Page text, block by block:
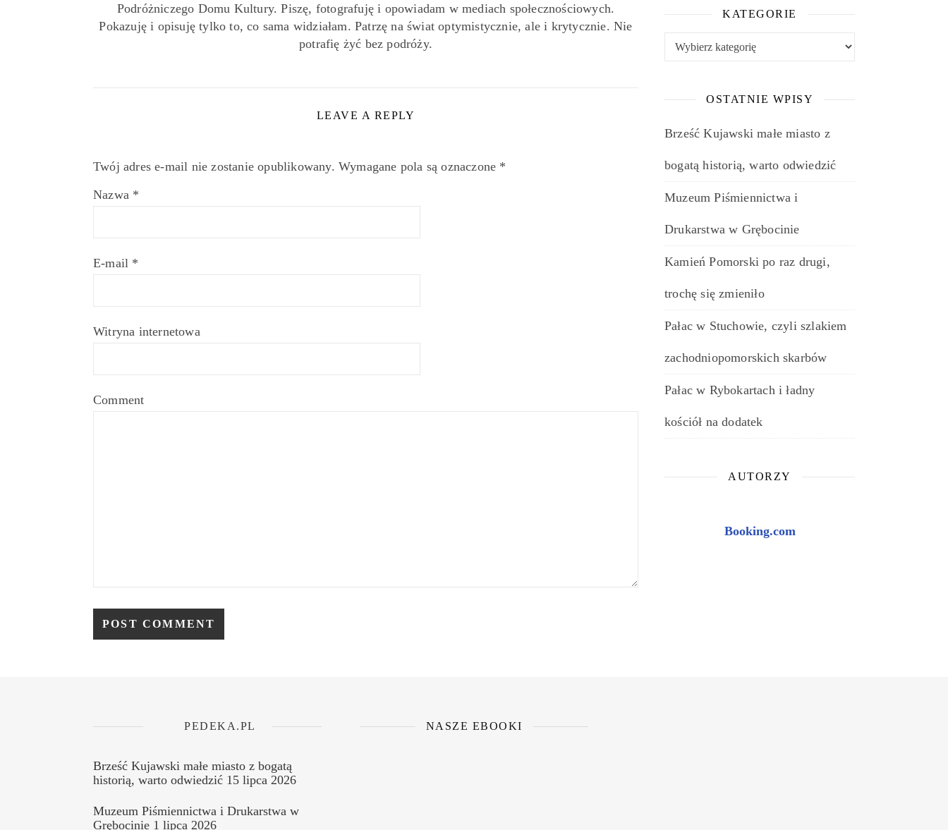
Podróżniczego Domu Kultury. Piszę, fotografuję i opowiadam w mediach społecznościowych.
Pokazuję i opisuję tylko to, co sama widziałam. Patrzę na świat optymistycznie, ale i krytycznie. Nie
potrafię żyć bez podróży.
LEAVE A REPLY
Twój adres e-mail nie zostanie opublikowany. Wymagane pola są oznaczone *
Nazwa *
E-mail *
Witryna internetowa
Comment
KATEGORIE
OSTATNIE WPISY
Brześć Kujawski małe miasto z
bogatą historią, warto odwiedzić
Muzeum Piśmiennictwa i
Drukarstwa w Grębocinie
Kamień Pomorski po raz drugi,
trochę się zmieniło
Pałac w Stuchowie, czyli szlakiem
zachodniopomorskich skarbów
Pałac w Rybokartach i ładny
kościół na dodatek
AUTORZY
Booking.com
PEDEKA.PL
Brześć Kujawski małe miasto z bogatą
historią, warto odwiedzić 15 lipca 2026
Muzeum Piśmiennictwa i Drukarstwa w
Grębocinie 1 lipca 2026
NASZE EBOOKI